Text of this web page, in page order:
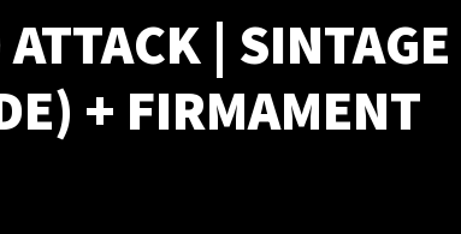
| SINTAGE
+ FIRMAMENT